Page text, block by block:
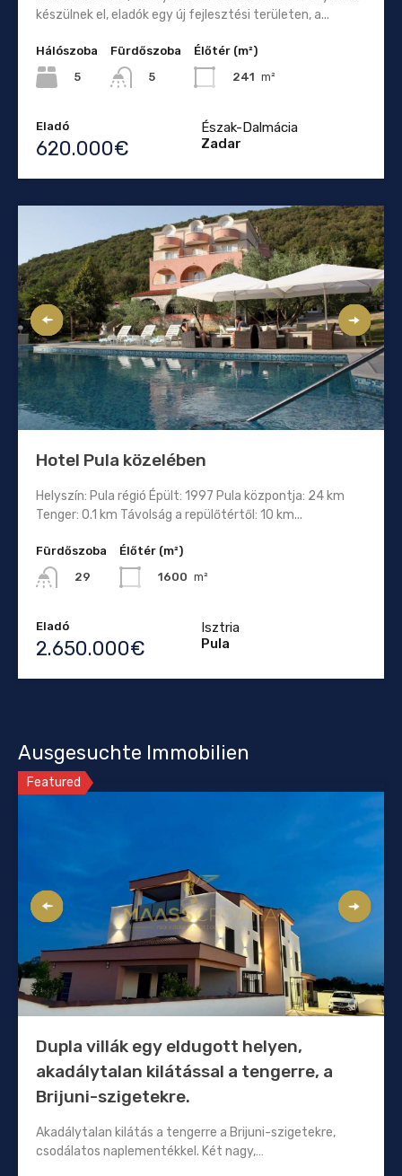
készülnek el, eladók egy új fejlesztési területen, a...
Hálószoba
5
Fürdőszoba
5
Élőtér (m²)
241 m²
Eladó
620.000€
Észak-Dalmácia
Zadar
Hotel Pula közelében
Helyszín: Pula régió Épült: 1997 Pula központja: 24 km
Tenger: 0.1 km Távolság a repülőtértől: 10 km...
Fürdőszoba
29
Élőtér (m²)
1600 m²
Eladó
2.650.000€
Isztria
Pula
Ausgesuchte Immobilien
Featured
Dupla villák egy eldugott helyen,
akadálytalan kilátással a tengerre, a
Brijuni-szigetekre.
Akadálytalan kilátás a tengerre a Brijuni-szigetekre,
csodálatos naplementékkel. Két nagy,…